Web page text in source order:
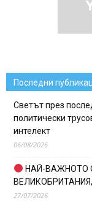
Последни
Светът през
политически
интелект
06/08/2026
НАЙ-ВАЖНОТО
27/07/2026